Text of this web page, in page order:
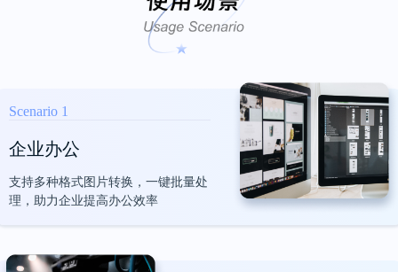
Scenario 1
企业办公
支持多种格式图片转换，一键批量处
理，助力企业提高办公效率
界面比较好看
在同款压缩软件中，第一眼就看中了这个，
没别的，主要是界面比较好看，后面用起来